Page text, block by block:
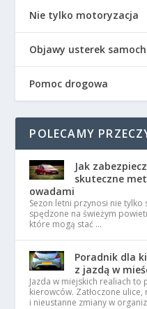
Nie tylko motoryzacja
Objawy usterek
Pomoc drogowa
POLECAMY
Jak
skuteczne
owadami
Sezon letni przynosi nie tylko
spędzone na świeżym
które mogą stać …
Poradnik dla
z jazdą w
Jazda w miejskich realiach
kierowców. Zatłoczone
i nieustanne zmiany w